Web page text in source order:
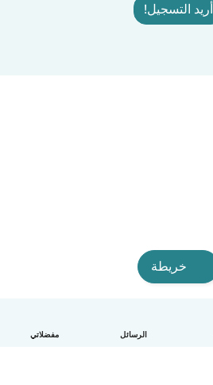
الرسائل مفضلاتي
أريد التسجيل!
خريطة